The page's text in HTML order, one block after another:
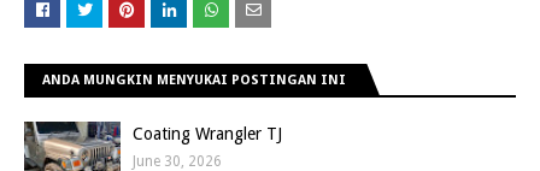
ANDA MUNGKIN MENYUKAI POSTINGAN INI
Coating Wrangler TJ
June 30, 2026